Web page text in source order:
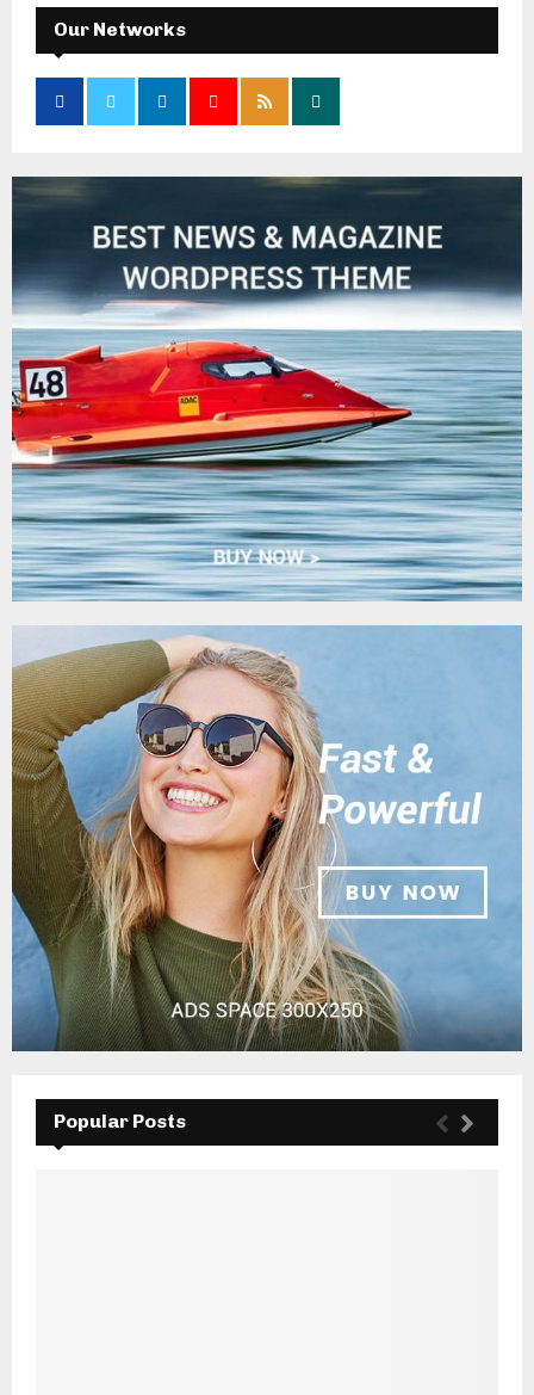
Our Networks
Popular Posts